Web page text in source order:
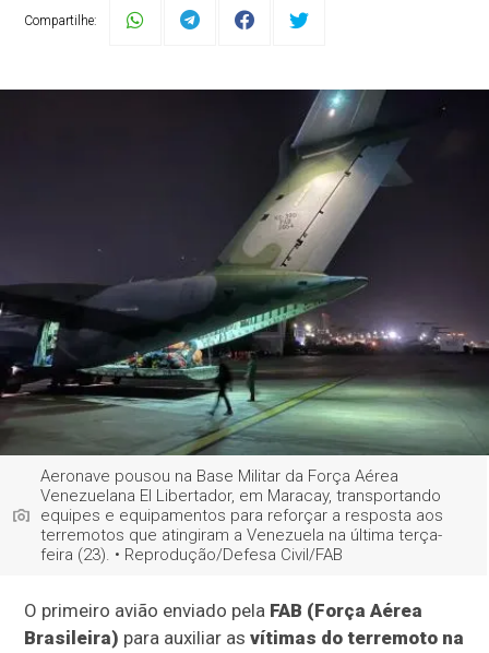
Compartilhe:
Aeronave pousou na Base Militar da Força Aérea
Venezuelana El Libertador, em Maracay, transportando
equipes e equipamentos para reforçar a resposta aos
terremotos que atingiram a Venezuela na última terça-
feira (23). • Reprodução/Defesa Civil/FAB
O primeiro avião enviado pela FAB (Força Aérea
Brasileira) para auxiliar asvítimas do terremoto na